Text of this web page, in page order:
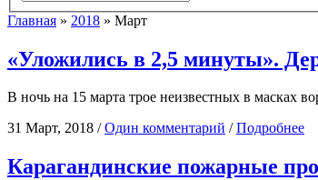
Главная » 2018 » Март
«Уложились в 2,5 минуты».
В ночь на 15 марта трое неизвестных в масках
31 Март, 2018 /Один комментарий /Подробнее
Карагандинские пожарные